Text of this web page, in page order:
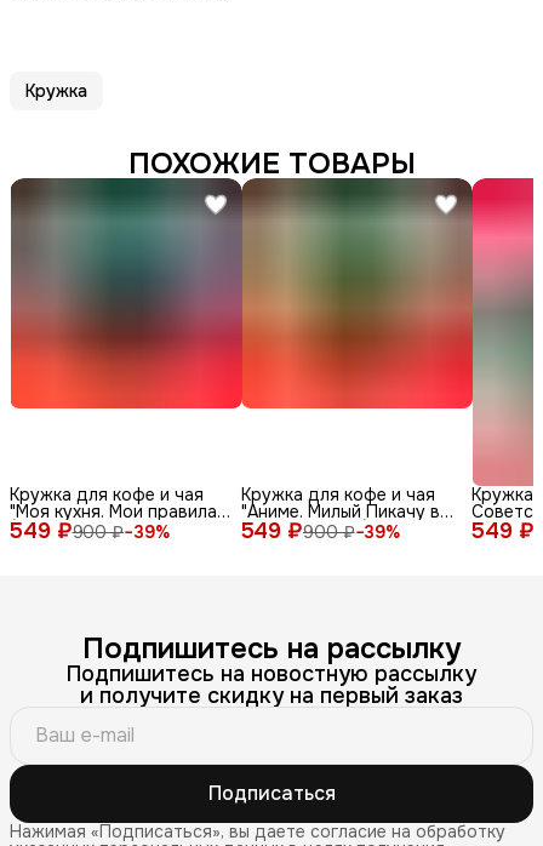
Кружка
ПОХОЖИЕ ТОВАРЫ
549 ₽900 ₽−39%
Кружка для кофе и чая
"Моя кухня. Мои правила"
(100% керамическая, 330
мл) с красивым принтом
549 ₽900 ₽−39%
Кружка для кофе и чая
"Аниме. Милый Пикачу в
шапке панды" (100%
керамическая, 330 мл) с
549 ₽
Кружка
мл
Подпишитесь на рассылку
Подпишитесь на новостную рассылку
и получите скидку на первый заказ
Подписаться
Нажимая «Подписаться», вы даете согласие на обработку